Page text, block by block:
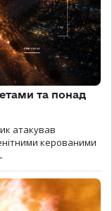
та понад
атакував
керованими